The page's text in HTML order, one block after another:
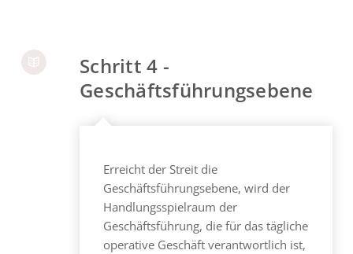
Schritt 4 -
Geschäftsführungsebene
Erreicht der Streit die
Geschäftsführungsebene, wird der
Handlungsspielraum der
Geschäftsführung, die für das tägliche
operative Geschäft verantwortlich ist,